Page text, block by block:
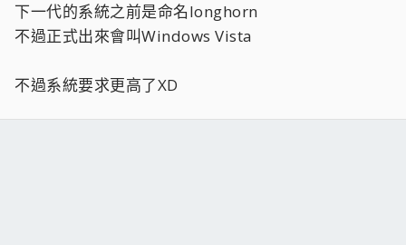
下一代的系統之前是命名longhorn
不過正式出來會叫Windows Vista
不過系統要求更高了XD